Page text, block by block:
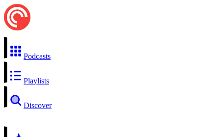
Podcasts
Playlists
Discover